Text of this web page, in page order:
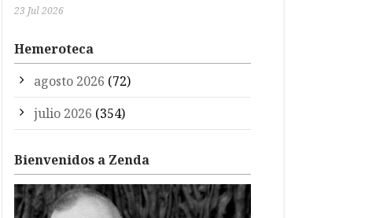
23 Jul 2026
Hemeroteca
agosto 2026 (72)
julio 2026 (354)
Bienvenidos a Zenda